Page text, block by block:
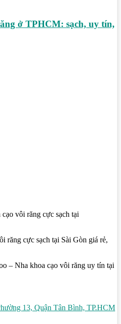
ở TPHCM: sạch, uy tín,
vôi răng cực sạch tại
răng cực sạch tại Sài Gòn giá rẻ,
– Nha khoa cạo vôi răng uy tín tại
13, Quận Tân Bình, TP.HCM